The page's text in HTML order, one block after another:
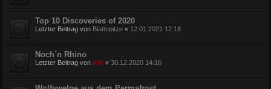
Top 10 Discoveries of 2020
Letzter Beitrag von Blattspitze « 12.01.2021 12:18
Noch´n Rhino
Letzter Beitrag von ulfr « 30.12.2020 14:16